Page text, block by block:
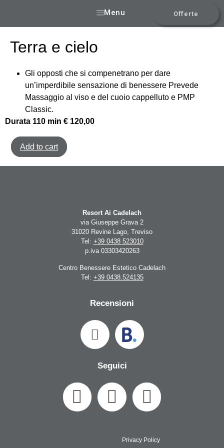
Menu Offerte
Terra e cielo
Gli opposti che si compenetrano per dare
un’imperdibile sensazione di benessere Prevede
Massaggio al viso e del cuoio cappelluto e PMP
Classic.
Durata 110 min € 120,00
Add to cart
Resort Ai Cadelach
via Giuseppe Grava 2
31020 Revine Lago, Treviso
Tel: +39 0438 523010
p.iva 03303420263
Centro Benessere Estetico Cadelach
Tel: +39 0438.524135
Recensioni
Seguici
Privacy Policy